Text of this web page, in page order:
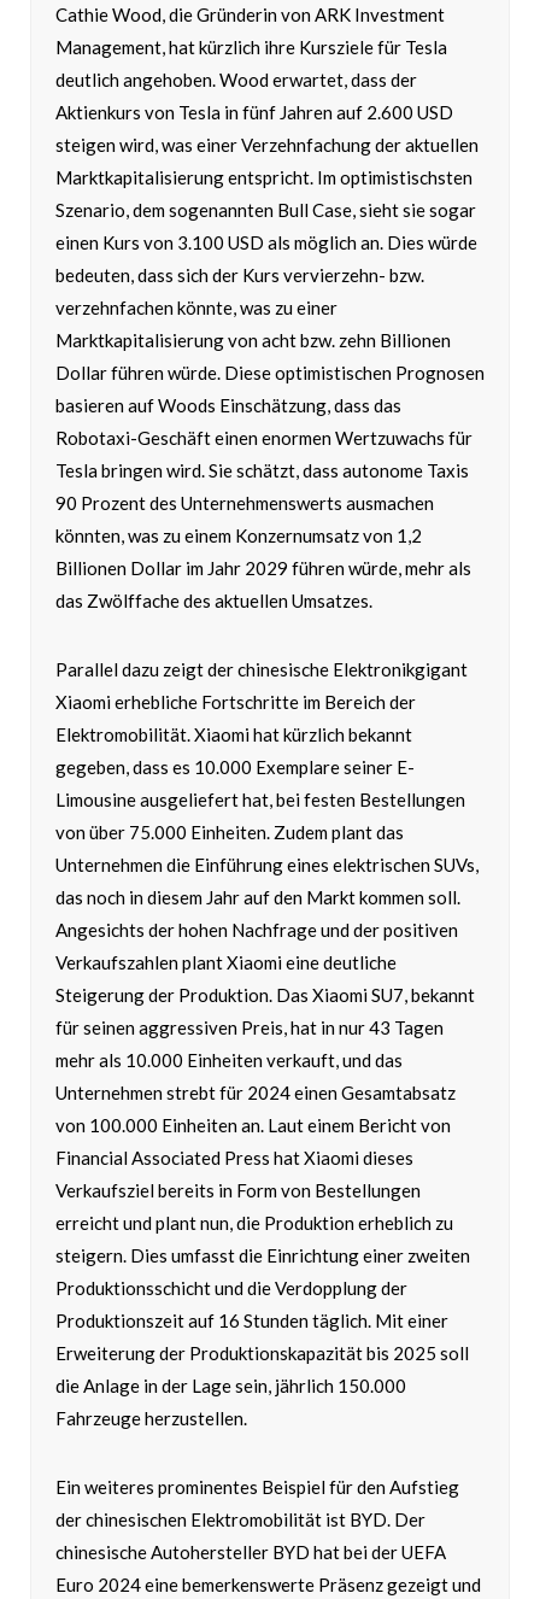
Cathie Wood, die Gründerin von ARK Investment
Management, hat kürzlich ihre Kursziele für Tesla
deutlich angehoben. Wood erwartet, dass der
Aktienkurs von Tesla in fünf Jahren auf 2.600 USD
steigen wird, was einer Verzehnfachung der aktuellen
Marktkapitalisierung entspricht. Im optimistischsten
Szenario, dem sogenannten Bull Case, sieht sie sogar
einen Kurs von 3.100 USD als möglich an. Dies würde
bedeuten, dass sich der Kurs vervierzehn- bzw.
verzehnfachen könnte, was zu einer
Marktkapitalisierung von acht bzw. zehn Billionen
Dollar führen würde. Diese optimistischen Prognosen
basieren auf Woods Einschätzung, dass das
Robotaxi-Geschäft einen enormen Wertzuwachs für
Tesla bringen wird. Sie schätzt, dass autonome Taxis
90 Prozent des Unternehmenswerts ausmachen
könnten, was zu einem Konzernumsatz von 1,2
Billionen Dollar im Jahr 2029 führen würde, mehr als
das Zwölffache des aktuellen Umsatzes.
Parallel dazu zeigt der chinesische Elektronikgigant
Xiaomi erhebliche Fortschritte im Bereich der
Elektromobilität. Xiaomi hat kürzlich bekannt
gegeben, dass es 10.000 Exemplare seiner E-
Limousine ausgeliefert hat, bei festen Bestellungen
von über 75.000 Einheiten. Zudem plant das
Unternehmen die Einführung eines elektrischen SUVs,
das noch in diesem Jahr auf den Markt kommen soll.
Angesichts der hohen Nachfrage und der positiven
Verkaufszahlen plant Xiaomi eine deutliche
Steigerung der Produktion. Das Xiaomi SU7, bekannt
für seinen aggressiven Preis, hat in nur 43 Tagen
mehr als 10.000 Einheiten verkauft, und das
Unternehmen strebt für 2024 einen Gesamtabsatz
von 100.000 Einheiten an. Laut einem Bericht von
Financial Associated Press hat Xiaomi dieses
Verkaufsziel bereits in Form von Bestellungen
erreicht und plant nun, die Produktion erheblich zu
steigern. Dies umfasst die Einrichtung einer zweiten
Produktionsschicht und die Verdopplung der
Produktionszeit auf 16 Stunden täglich. Mit einer
Erweiterung der Produktionskapazität bis 2025 soll
die Anlage in der Lage sein, jährlich 150.000
Fahrzeuge herzustellen.
Ein weiteres prominentes Beispiel für den Aufstieg
der chinesischen Elektromobilität ist BYD. Der
chinesische Autohersteller BYD hat bei der UEFA
Euro 2024 eine bemerkenswerte Präsenz gezeigt und